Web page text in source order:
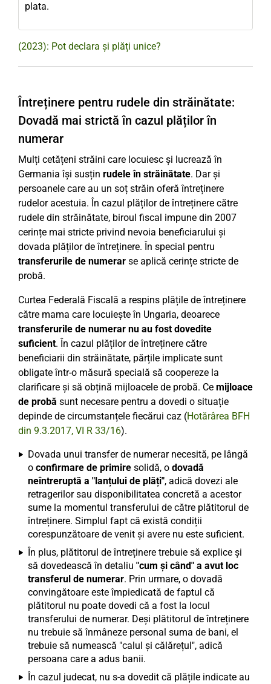
plata.
(2023): Pot declara și plăți unice?
Întreținere pentru rudele din străinătate:
Dovadă mai strictă în cazul plăților în
numerar
Mulți cetățeni străini care locuiesc și lucrează în
Germania își susțin rudele în străinătate. Dar și
persoanele care au un soț străin oferă întreținere
rudelor acestuia. În cazul plăților de întreținere către
rudele din străinătate, biroul fiscal impune din 2007
cerințe mai stricte privind nevoia beneficiarului și
dovada plăților de întreținere. În special pentru
transferurile de numerar se aplică cerințe stricte de
probă.
Curtea Federală Fiscală a respins plățile de întreținere
către mama care locuiește în Ungaria, deoarece
transferurile de numerar nu au fost dovedite
suficient. În cazul plăților de întreținere către
beneficiarii din străinătate, părțile implicate sunt
obligate într-o măsură specială să coopereze la
clarificare și să obțină mijloacele de probă. Ce mijloace
de probă sunt necesare pentru a dovedi o situație
depinde de circumstanțele fiecărui caz (Hotărârea BFH
din 9.3.2017, VI R 33/16).
Dovada unui transfer de numerar necesită, pe lângă
o confirmare de primire solidă, o dovadă
neîntreruptă a "lanțului de plăți", adică dovezi ale
retragerilor sau disponibilitatea concretă a acestor
sume la momentul transferului de către plătitorul de
întreținere. Simplul fapt că există condiții
corespunzătoare de venit și avere nu este suficient.
În plus, plătitorul de întreținere trebuie să explice și
să dovedească în detaliu "cum și când" a avut loc
transferul de numerar. Prin urmare, o dovadă
convingătoare este împiedicată de faptul că
plătitorul nu poate dovedi că a fost la locul
transferului de numerar. Deși plătitorul de întreținere
nu trebuie să înmâneze personal suma de bani, el
trebuie să numească "calul și călărețul", adică
persoana care a adus banii.
În cazul judecat, nu s-a dovedit că plățile indicate au